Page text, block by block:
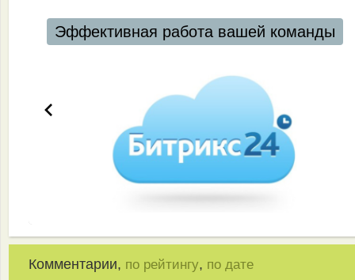
Автоматизация ресторанов и кафе
Комментарии, по рейтингу, по дате